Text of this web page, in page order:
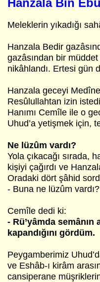
Hanzala Bin
Meleklerin yıkadığı
Hanzala Bedir
gazâsından bir
nikâhlandı. Ertesi gün
Hanzala geceyi
Resûlullahtan izin
Hanımı Cemîle ile o
Uhud’a yetişmek için,
Ne lüzûm vardı?
Yola çıkacağı sırada,
kişiyi çağırdı ve
Oradaki dört şâhid
- Buna ne lüzûm vardı?
Cemîle dedi ki:
- Rü’yâmda semânın
kapandığını gördüm.
Peygamberimiz
ve Eshâb-ı kirâm
cansiperane